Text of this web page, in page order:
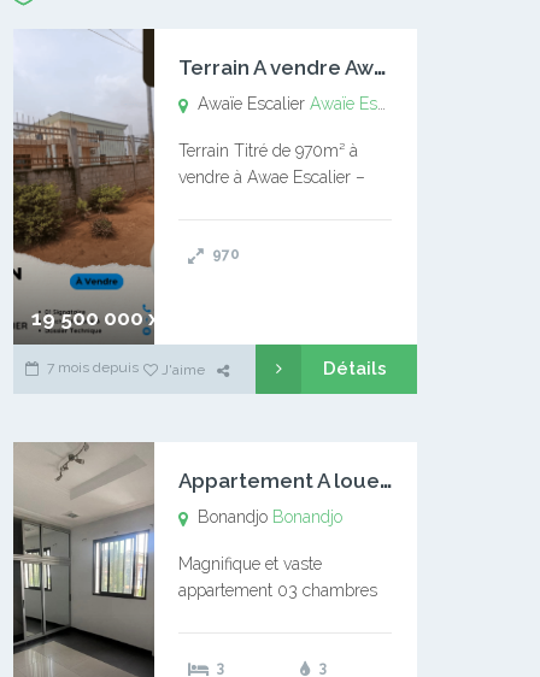
19 500 000 xaf
T
errain A vendre Awaïe Escalier
Awaïe EscalierAwaïe Escalier
Terrain Titré de 970m² à
vendre à Awae Escalier –
l’Université Catholique –
970
7 mois depuis J'aime Détails
A
ppartement A louer Bonandjo
Bonandjo Bonandjo
Magnifique et vaste
appartement 03 chambres
douches 01 vaste salon 01
3
3